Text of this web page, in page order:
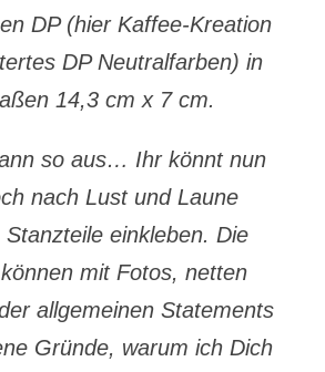
DP (hier Kaffee-Kreation
DP Neutralfarben) in
14,3 cm x 7 cm.
so aus… Ihr könnt nun
nach Lust und Laune
einkleben. Die
mit Fotos, netten
allgemeinen Statements
Gründe, warum ich Dich